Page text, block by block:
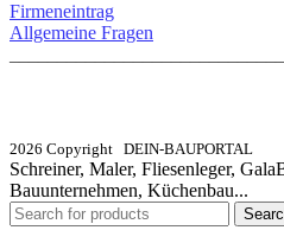
Firmeneintrag
Allgemeine Fragen
2026 Copyright DEIN-BAUPORTAL
Schreiner, Maler, Fliesenleger,
Bauunternehmen, Küchenbau...